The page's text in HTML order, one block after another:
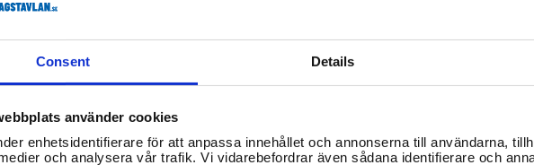
Consent Details
använder cookies
enhetsidentifierare för att anpassa innehållet och annonserna till användarna,
och analysera vår trafik. Vi vidarebefordrar även sådana identifierare och
du automatiskt körförbud. Fordonet får då
en verkstad för reparation och till ett
under förutsättning att fordonet är
du bara köra kortast lämpliga väg till ett
besiktning